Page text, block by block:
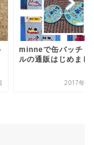
【SUZURI】らくが
ノカサゴのグッズ販
2021年9